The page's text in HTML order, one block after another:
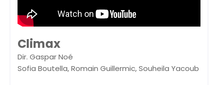
Climax
Dir. Gaspar Noé
Sofia Boutella, Romain Guillermic, Souheila Yacoub